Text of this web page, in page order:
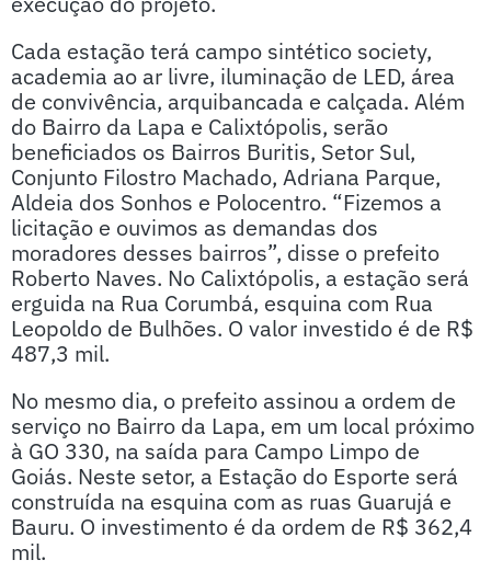
Cada estação terá campo sintético society,
academia ao ar livre, iluminação de LED, área
de convivência, arquibancada e calçada. Além
do Bairro da Lapa e Calixtópolis, serão
beneficiados os Bairros Buritis, Setor Sul,
Conjunto Filostro Machado, Adriana Parque,
Aldeia dos Sonhos e Polocentro. “Fizemos a
licitação e ouvimos as demandas dos
moradores desses bairros”, disse o prefeito
Roberto Naves. No Calixtópolis, a estação será
erguida na Rua Corumbá, esquina com Rua
Leopoldo de Bulhões. O valor investido é de R$
487,3 mil.
No mesmo dia, o prefeito assinou a ordem de
serviço no Bairro da Lapa, em um local próximo
à GO 330, na saída para Campo Limpo de
Goiás. Neste setor, a Estação do Esporte será
construída na esquina com as ruas Guarujá e
Bauru. O investimento é da ordem de R$ 362,4
mil.